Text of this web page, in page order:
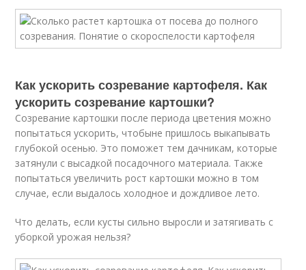
Как ускорить созревание картофеля. Как
ускорить созревание картошки?
Созревание картошки после периода цветения можно
попытаться ускорить, чтобыне пришлось выкапывать
глубокой осенью. Это поможет тем дачникам, которые
затянули с высадкой посадочного материала. Также
попытаться увеличить рост картошки можно в том
случае, если выдалось холодное и дождливое лето.
Что делать, если кусты сильно выросли и затягивать с
уборкой урожая нельзя?